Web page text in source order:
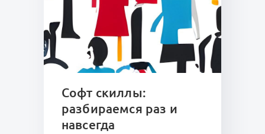
Софт скиллы:
разбираемся раз и
навсегда